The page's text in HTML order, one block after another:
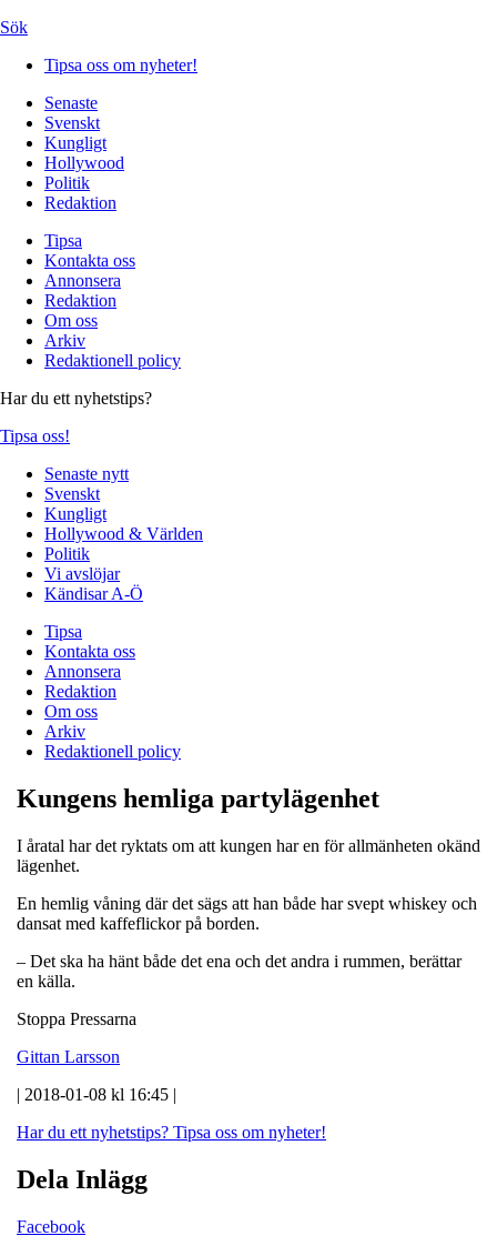
Sök
Tipsa oss om nyheter!
Senaste
Svenskt
Kungligt
Hollywood
Politik
Redaktion
Tipsa
Kontakta oss
Annonsera
Redaktion
Om oss
Arkiv
Redaktionell policy
Har du ett nyhetstips?
Tipsa oss!
Senaste nytt
Svenskt
Kungligt
Hollywood & Världen
Politik
Vi avslöjar
Kändisar A-Ö
Tipsa
Kontakta oss
Annonsera
Redaktion
Om oss
Arkiv
Redaktionell policy
Kungens hemliga partylägenhet
I åratal har det ryktats om att kungen har en för allmänheten okänd
lägenhet.
En hemlig våning där det sägs att han både har svept whiskey och
dansat med kaffeflickor på borden.
– Det ska ha hänt både det ena och det andra i rummen, berättar
en källa.
Stoppa Pressarna
Gittan Larsson
| 2018-01-08 kl 16:45 |
Har du ett nyhetstips? Tipsa oss om nyheter!
Dela Inlägg
Facebook